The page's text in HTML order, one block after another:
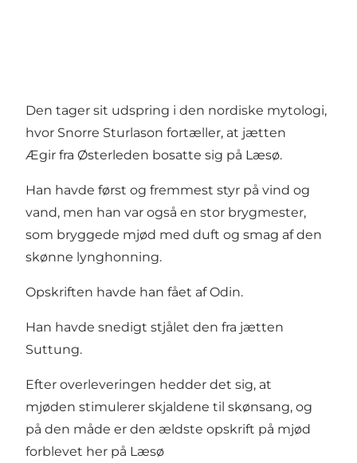
Den tager sit udspring i den nordiske mytologi,
hvor Snorre Sturlason fortæller, at jætten
Ægir fra Østerleden bosatte sig på Læsø.
Han havde først og fremmest styr på vind og
vand, men han var også en stor brygmester,
som bryggede mjød med duft og smag af den
skønne lynghonning.
Opskriften havde han fået af Odin.
Han havde snedigt stjålet den fra jætten
Suttung.
Efter overleveringen hedder det sig, at
mjøden stimulerer skjaldene til skønsang, og
på den måde er den ældste opskrift på mjød
forblevet her på Læsø